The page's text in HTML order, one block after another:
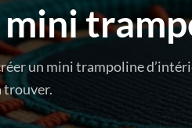
un mini trampoline
trouver.